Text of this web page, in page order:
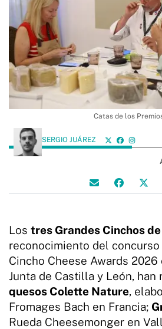
Catas de los
SERGIO JUÁREZ
Los tres Grandes Cinchos
reconocimiento del
Cincho Cheese Awards
Junta de Castilla y León, han
quesos Colette Nature,
Fromages Bach en Francia;
Rueda Cheesemonger en